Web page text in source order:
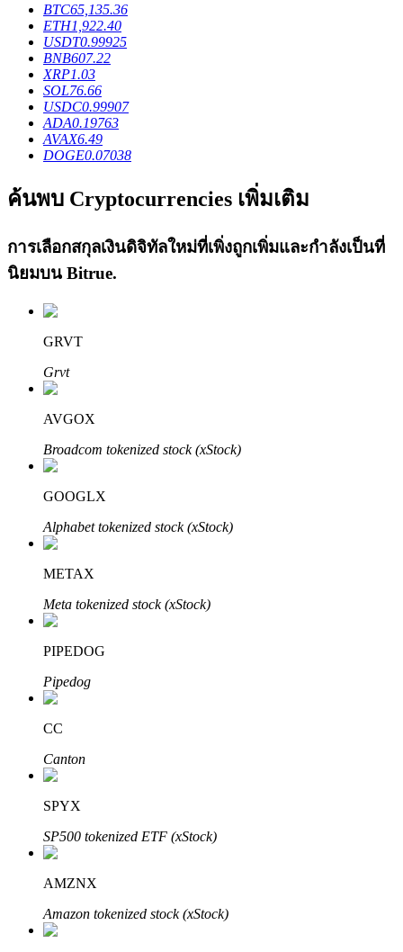
บริการยืมเงินที่ได้รับการสนับสนุนจาก Crypto
คว้าผลกำไรระยะยาวและผลประโยชน์ที่ยืดหยุ่น
เรียนรู้ Staking
พันธมิตร Bitrue
BTC65,135.36
ETH1,922.40
USDT0.99925
BNB607.22
XRP1.03
SOL76.66
USDC0.99907
ADA0.19763
AVAX6.49
DOGE0.07038
ค้นพบ Cryptocurrencies เพิ่มเติม
การเลือกสกุลเงินดิจิทัลใหม่ที่เพิ่งถูกเพิ่มและกำลังเป็นที่
นิยมบน Bitrue.
GRVT
Grvt
AVGOX
Broadcom tokenized stock (xStock)
GOOGLX
Alphabet tokenized stock (xStock)
METAX
Meta tokenized stock (xStock)
PIPEDOG
Pipedog
CC
Canton
SPYX
SP500 tokenized ETF (xStock)
AMZNX
Amazon tokenized stock (xStock)